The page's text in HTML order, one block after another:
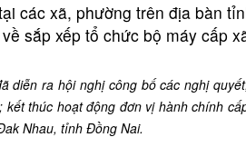
vận Tỉnh ủy
Tỉnh ủy
các xã, phường trên địa bàn
sắp xếp tổ chức bộ máy cấp
diễn ra hội nghị công bố các nghị
thúc hoạt động đơn vị hành chính
Nhau, tỉnh Đồng Nai.